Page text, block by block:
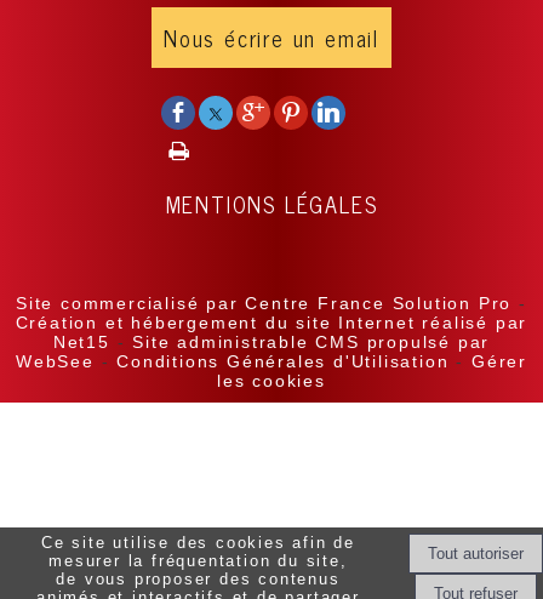
Nous écrire un email
MENTIONS LÉGALES
Site commercialisé par Centre France Solution Pro -
Création et hébergement du site Internet réalisé par
Net15 -Site administrable CMS propulsé par
WebSee -Conditions Générales d'Utilisation - Gérer
les cookies
Ce site utilise des cookies afin de
mesurer la fréquentation du site,
de vous proposer des contenus